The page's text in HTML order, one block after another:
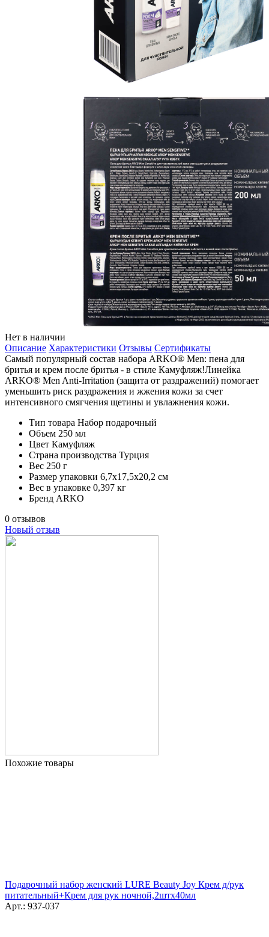
Нет в наличии
Описание Характеристики Отзывы Сертификаты
Самый популярный состав набора ARKO® Men: пена для
бритья и крем после бритья - в стиле Камуфляж!Линейка
ARKO® Men Anti-Irritation (защита от раздражений) помогает
уменьшить риск раздражения и жжения кожи за счет
интенсивного смягчения щетины и увлажнения кожи.
Тип товара Набор подарочный
Объем 250 мл
Цвет Камуфляж
Страна производства Турция
Вес 250 г
Размер упаковки 6,7х17,5х20,2 см
Вес в упаковке 0,397 кг
Бренд ARKO
0 отзывов
Новый отзыв
Похожие товары
Подарочный набор женский LURE Beauty Joy Крем д/рук
питательный+Крем для рук ночной,2штх40мл
Арт.: 937-037